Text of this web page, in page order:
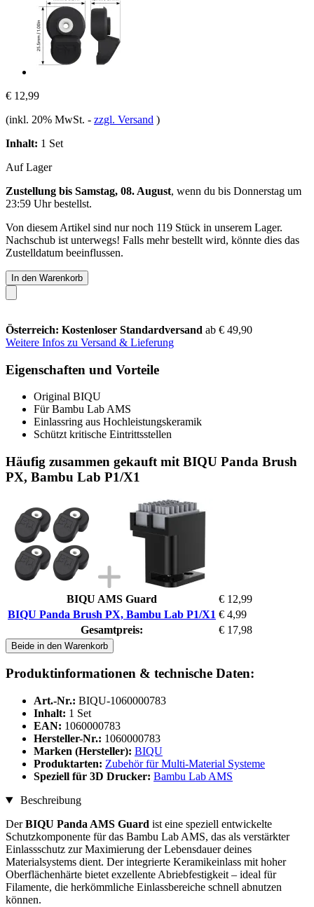
€ 12,99
(inkl. 20% MwSt. - zzgl. Versand )
Inhalt: 1 Set
Auf Lager
Zustellung bis Samstag, 08. August, wenn du bis Donnerstag um
23:59 Uhrbestellst.
Von diesem Artikel sind nur noch 119 Stück in unserem Lager.
Nachschub ist unterwegs! Falls mehr bestellt wird, könnte dies das
Zustelldatum beeinflussen.
In den Warenkorb
Österreich: Kostenloser Standardversand ab € 49,90
Weitere Infos zu Versand & Lieferung
Eigenschaften und Vorteile
Original BIQU
Für Bambu Lab AMS
Einlassring aus Hochleistungskeramik
Schützt kritische Eintrittsstellen
Häufig zusammen gekauft mit BIQU Panda Brush
PX, Bambu Lab P1/X1
BIQU AMS Guard
€ 12,99
BIQU Panda Brush PX, Bambu Lab P1/X1 € 4,99
Gesamtpreis:
€ 17,98
Beide in den Warenkorb
Produktinformationen & technische Daten:
Art.-Nr.: BIQU-1060000783
Inhalt: 1 Set
EAN: 1060000783
Hersteller-Nr.: 1060000783
Marken (Hersteller): BIQU
Produktarten: Zubehör für Multi-Material Systeme
Speziell für 3D Drucker: Bambu Lab AMS
Beschreibung
DerBIQU Panda AMS Guard ist eine speziell entwickelte
Schutzkomponente für das Bambu Lab AMS, das als verstärkter
Einlassschutz zur Maximierung der Lebensdauer deines
Materialsystems dient. Der integrierte Keramikeinlass mit hoher
Oberflächenhärte bietet exzellente Abriebfestigkeit – ideal für
Filamente, die herkömmliche Einlassbereiche schnell abnutzen
können.